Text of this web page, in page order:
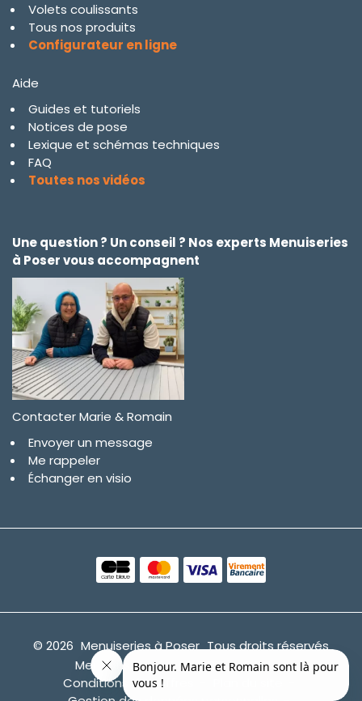
Volets coulissants
Tous nos produits
Configurateur en ligne
Aide
Guides et tutoriels
Notices de pose
Lexique et schémas techniques
FAQ
Toutes nos vidéos
Une question ? Un conseil ? Nos experts Menuiseries
à Poser vous accompagnent
Contacter Marie & Romain
Envoyer un message
Me rappeler
Échanger en visio
© 2026 Menuiseries à Poser Tous droits réservés
Mentions légales
CGV
CGU
Conditions des offres